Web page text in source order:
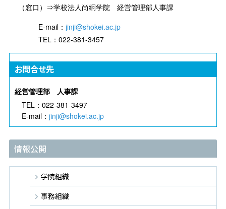
（窓口）⇒学校法人尚絅学院 経営管理部人事課
E-mail：jinji@shokei.ac.jp
TEL：022-381-3457
お問合せ先
経営管理部 人事課
TEL：022-381-3497
E-mail： jinji@shokei.ac.jp
情報公開
学院組織
事務組織